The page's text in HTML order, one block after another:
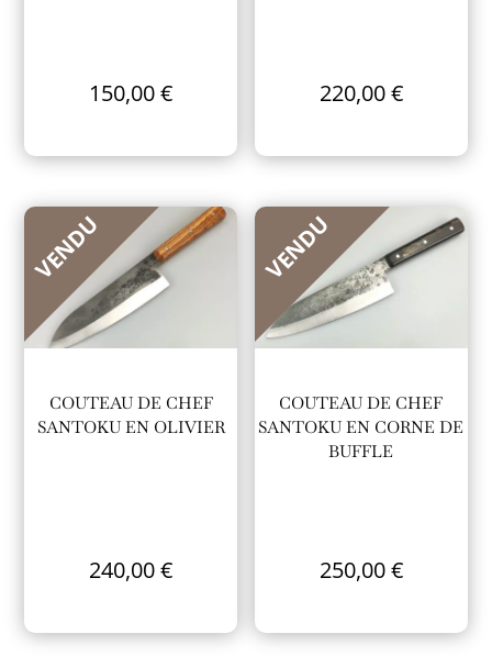
150,00€ 220,00€
VENDU
COUTEAU DE CHEF
SANTOKU EN OLIVIER
240,00€
VENDU
COUTEAU DE CHEF
SANTOKU EN CORNE DE
BUFFLE
250,00€